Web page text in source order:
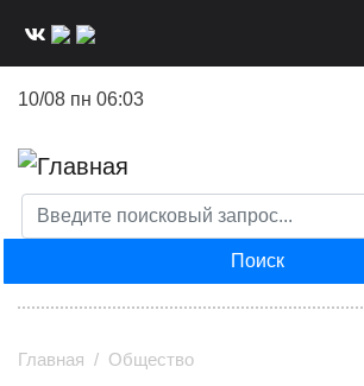
10/08 пн 06:03
Поиск
Главная Общество